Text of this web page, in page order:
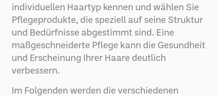
individuellen Haartyp kennen und wählen Sie
Pflegeprodukte, die speziell auf seine Struktur
und Bedürfnisse abgestimmt sind. Eine
maßgeschneiderte Pflege kann die Gesundheit
und Erscheinung Ihrer Haare deutlich
verbessern.
Im Folgenden werden die verschiedenen